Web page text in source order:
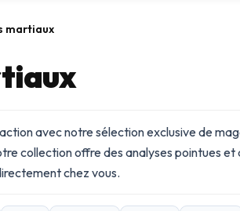
martiaux
avec notre sélection exclusive de
collection offre des analyses pointues
chez vous.